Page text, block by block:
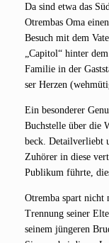
Da sind etwa das
Otrem­bas Oma
Besuch mit dem
„Capi­tol“ hin­ter
Fami­lie in der
ser Her­zen
Ein beson­de­rer
Buch­stel­le über die
beck. Detail­ver­liebt
Zuhö­rer in die­se
Publi­kum führ­te,
Otrem­ba spart nicht
Tren­nung sei­ner
sei­nem jün­ge­ren